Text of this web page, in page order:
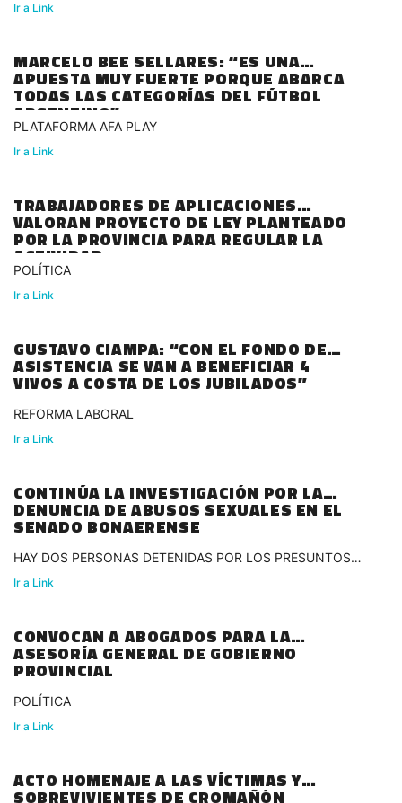
Ir a Link
MARCELO BEE SELLARES: “ES UNA
APUESTA MUY FUERTE PORQUE ABARCA
TODAS LAS CATEGORÍAS DEL FÚTBOL
ARGENTINO”
PLATAFORMA AFA PLAY
Ir a Link
TRABAJADORES DE APLICACIONES
VALORAN PROYECTO DE LEY PLANTEADO
POR LA PROVINCIA PARA REGULAR LA
ACTIVIDAD
POLÍTICA
Ir a Link
GUSTAVO CIAMPA: “CON EL FONDO DE
ASISTENCIA SE VAN A BENEFICIAR 4
VIVOS A COSTA DE LOS JUBILADOS”
REFORMA LABORAL
Ir a Link
CONTINÚA LA INVESTIGACIÓN POR LA
DENUNCIA DE ABUSOS SEXUALES EN EL
SENADO BONAERENSE
HAY DOS PERSONAS DETENIDAS POR LOS PRESUNTOS
HECHOS
Ir a Link
CONVOCAN A ABOGADOS PARA LA
ASESORÍA GENERAL DE GOBIERNO
PROVINCIAL
POLÍTICA
Ir a Link
ACTO HOMENAJE A LAS VÍCTIMAS Y
SOBREVIVIENTES DE CROMAÑÓN